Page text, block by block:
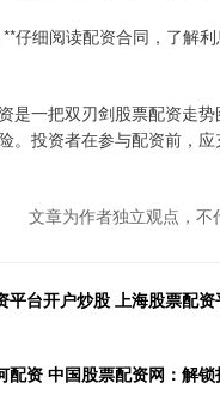
仔细阅读配资合同，了解
是一把双刃剑股票配资走势
。投资者在参与配资前，
文章为作者独立观点，不
平台开户炒股 上海股票配
配资 中国股票配资网：解